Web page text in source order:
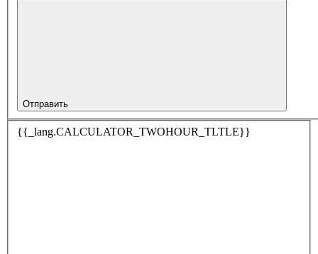
Отправить
{{_lang.CALCULATOR_TWOHOUR_TLTLE}}